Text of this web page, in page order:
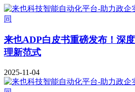
来也ADP白皮书重磅发布！深
理新范式
2025-11-04